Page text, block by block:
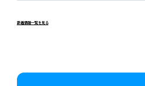
新着情報一覧を見る